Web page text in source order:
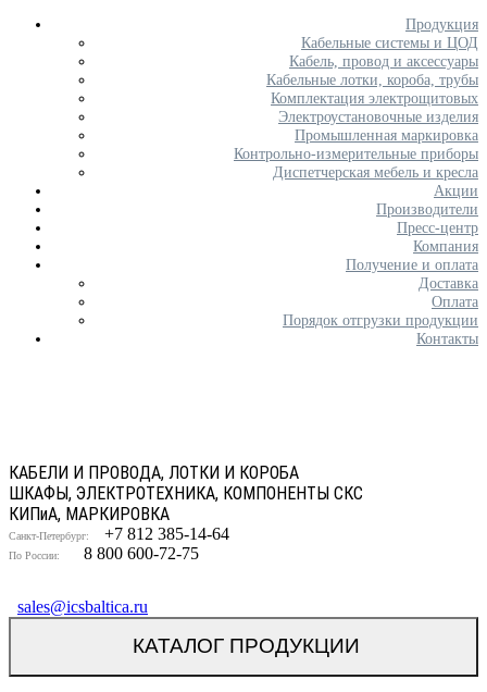
Продукция
Кабельные системы и ЦОД
Кабель, провод и аксессуары
Кабельные лотки, короба, трубы
Комплектация электрощитовых
Электроустановочные изделия
Промышленная маркировка
Контрольно-измерительные приборы
Диспетчерская мебель и кресла
Акции
Производители
Пресс-центр
Компания
Получение и оплата
Доставка
Оплата
Порядок отгрузки продукции
Контакты
КАБЕЛИ И ПРОВОДА, ЛОТКИ И КОРОБА
ШКАФЫ, ЭЛЕКТРОТЕХНИКА, КОМПОНЕНТЫ СКС
КИПиА, МАРКИРОВКА
Санкт-Петербург: +7 812 385-14-64
По России: 8 800 600-72-75
sales@icsbaltica.ru
КАТАЛОГ ПРОДУКЦИИ